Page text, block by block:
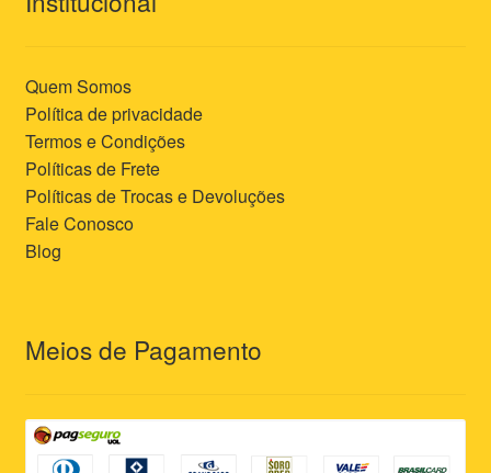
Quem Somos
Política de privacidade
Termos e Condições
Políticas de Frete
Políticas de Trocas e Devoluções
Fale Conosco
Blog
Meios de Pagamento